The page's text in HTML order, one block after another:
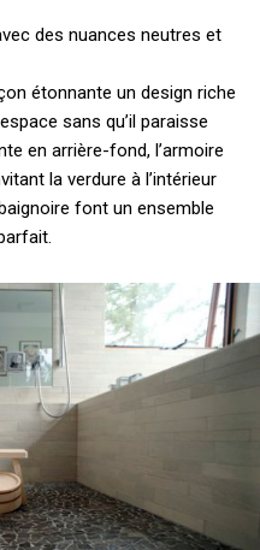
des nuances neutres et
étonnante un design riche
sans qu’il paraisse
en arrière-fond, l’armoire
la verdure à l’intérieur
font un ensemble